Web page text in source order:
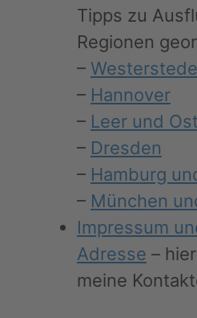
Tipps zu
Regionen
–
– Hannover
– Leer und
– Dresden
– Hamburg
– München
Impressum
Adresse –
meine